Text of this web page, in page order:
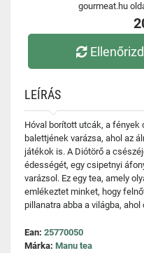
gourmeat.hu
LEÍRÁS
Hóval borított utcák, a
balettjének varázsa, ahol az
játékok is. A Diótörő a
édességét, egy csipetnyi
varázsol. Ez egy tea, amely
emlékeztet minket, hogy
pillanatra abba a világba,
Ean: 25770050
Márka: Manu tea